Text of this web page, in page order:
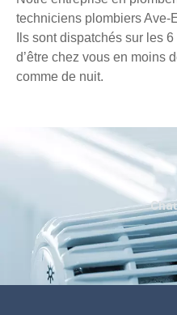
techniciens plombiers Ave-
Ils sont dispatchés sur les
d’être chez vous en moins
comme de nuit.